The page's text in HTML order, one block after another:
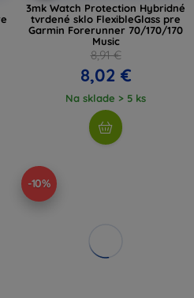
3mk Watch Protection Hybridné
tvrdené sklo FlexibleGlass pre
Garmin Forerunner 70/170/170
Music
8,91 €
8,02 €
Na sklade > 5 ks
-10%